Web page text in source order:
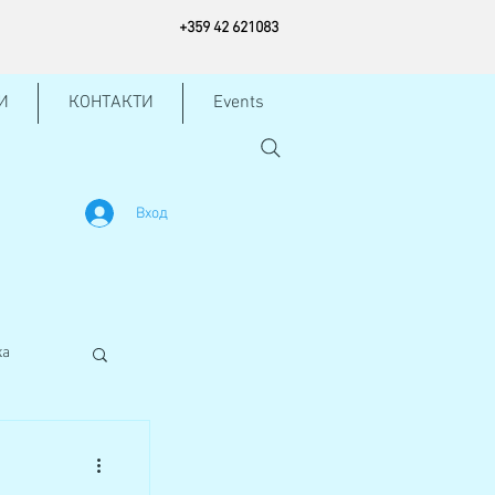
+359 42 621083
КОНТАКТИ Events
Вход